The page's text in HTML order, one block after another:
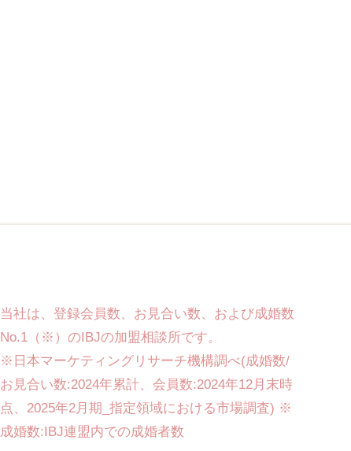
当社は、登録会員数、お見合い数、および成婚数
No.1（※）のIBJの加盟相談所です。
※日本マーケティングリサーチ機構調べ(成婚数/
お見合い数:2024年累計、会員数:2024年12月末時
点、2025年2月期_指定領域における市場調査) ※
成婚数:IBJ連盟内での成婚者数